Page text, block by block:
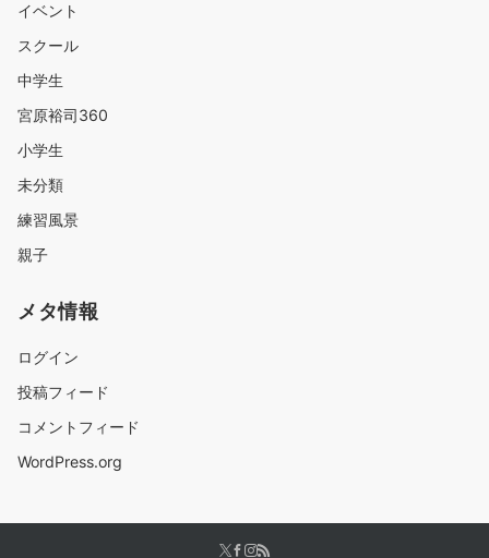
イベント
スクール
中学生
宮原裕司360
小学生
未分類
練習風景
親子
メタ情報
ログイン
投稿フィード
コメントフィード
WordPress.org